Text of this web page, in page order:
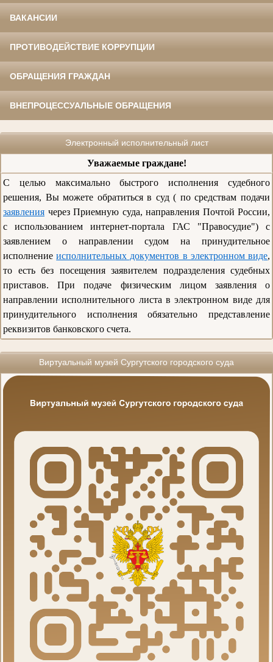
ВАКАНСИИ
ПРОТИВОДЕЙСТВИЕ КОРРУПЦИИ
ОБРАЩЕНИЯ ГРАЖДАН
ВНЕПРОЦЕССУАЛЬНЫЕ ОБРАЩЕНИЯ
Электронный исполнительный лист
Уважаемые граждане!
С целью максимально быстрого исполнения судебного
решения, Вы можете обратиться в суд ( по средствам подачи
заявления через Приемную суда, направления Почтой России,
с использованием интернет-портала ГАС "Правосудие") с
заявлением о направлении судом на принудительное
исполнениеисполнительных документов в электронном виде,
то есть без посещения заявителем подразделения судебных
приставов. При подаче физическим лицом заявления о
направлении исполнительного листа в электронном виде для
принудительного исполнения обязательно представление
реквизитов банковского счета.
Виртуальный музей Сургутского городского суда